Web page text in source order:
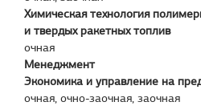
Химическая технология
и твердых ракетных топлив
очная
Менеджмент
Экономика и управление на
очная, очно-заочная, заочная